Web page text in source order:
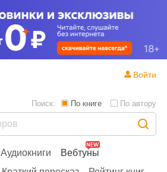
Аудиокниги
Вебтуны
Поиск: По книге По автору
Войти